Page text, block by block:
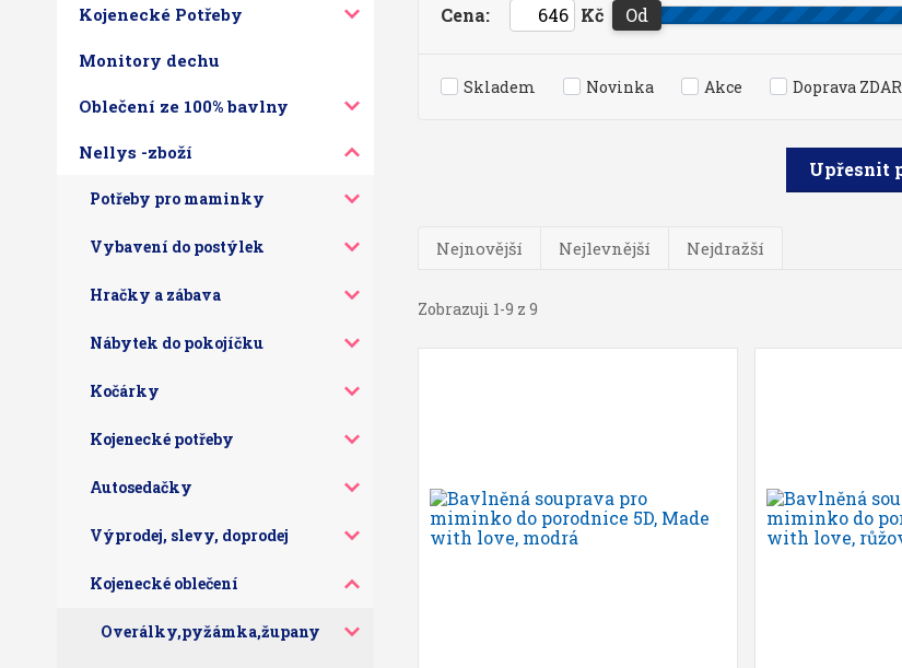
Kojenecké Potřeby
Monitory dechu
Oblečení ze 100% bavlny
Nellys -zboží
Potřeby pro maminky
Vybavení do postýlek
Hračky a zábava
Nábytek do pokojíčku
Kočárky
Kojenecké potřeby
Autosedačky
Výprodej, slevy, doprodej
Kojenecké oblečení
Overálky,pyžámka,župany
Upřesnit
Cena: Kč Od
Skladem Novinka Akce Doprava
Nejnovější Nejlevnější Nejdražší
Zobrazuji 1-9 z 9